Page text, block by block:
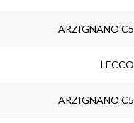
ARZIGNANO C5
LECCO
ARZIGNANO C5